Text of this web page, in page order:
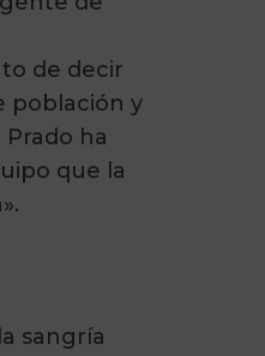
de decir
población y
ha
que la
sangría